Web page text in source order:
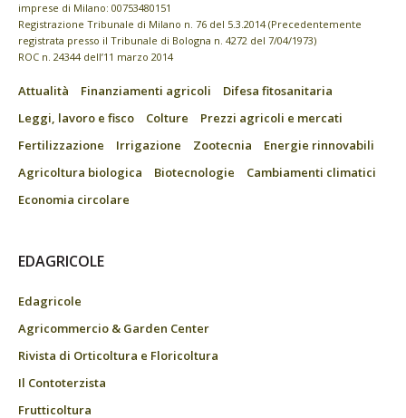
imprese di Milano: 00753480151
Registrazione Tribunale di Milano n. 76 del 5.3.2014 (Precedentemente
registrata presso il Tribunale di Bologna n. 4272 del 7/04/1973)
ROC n. 24344 dell’11 marzo 2014
Attualità Finanziamenti agricoli
Difesa fitosanitaria
Leggi, lavoro e fisco
Colture
Prezzi agricoli e mercati
Fertilizzazione
Irrigazione Zootecnia
Energie rinnovabili
Agricoltura biologica
Biotecnologie
Cambiamenti climatici
Economia circolare
EDAGRICOLE
Edagricole
Agricommercio & Garden Center
Rivista di Orticoltura e Floricoltura
Il Contoterzista
Frutticoltura